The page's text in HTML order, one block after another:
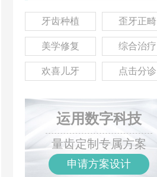
牙齿种植 歪牙正畸
美学修复 综合治疗
欢喜儿牙 点击分诊
运用数字科技
量齿定制专属方案
申请方案设计